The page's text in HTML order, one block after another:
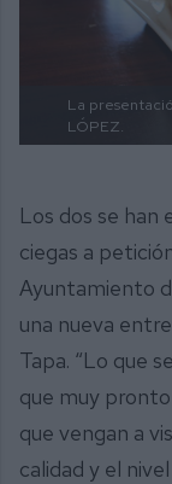
La
LÓPEZ.
Los dos se han
ciegas a
Ayuntamiento
una nueva
Tapa. “Lo que
que muy
que vengan a
calidad y el